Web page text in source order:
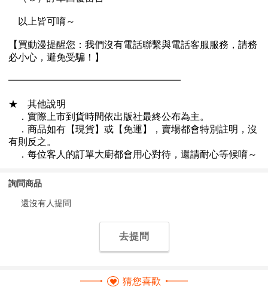
詢問商品
還沒有人提問
去提問
猜您喜歡